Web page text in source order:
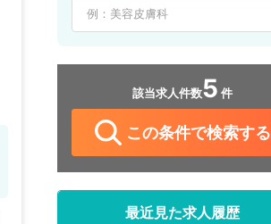
該当求人件数5 件
この条件で検索する
最近見た求人履歴